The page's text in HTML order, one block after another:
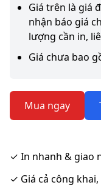
Giá trên là giá
nhận báo giá
lượng cần in,
Giá chưa bao
Mua ngay
✓ In nhanh & giao
✓ Giá cả công